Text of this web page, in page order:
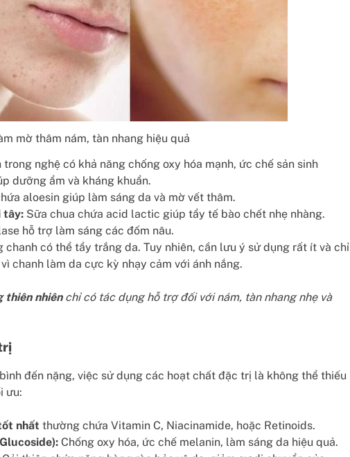
mờ thâm nám, tàn nhang hiệu quả
trong nghệ có khả năng chống oxy hóa mạnh, ức chế sản sinh
dưỡng ẩm và kháng khuẩn.
aloesin giúp làm sáng da và mờ vết thâm.
tây: Sữa chua chứa acid lactic giúp tẩy tế bào chết nhẹ nhàng.
hỗ trợ làm sáng các đốm nâu.
có thể tẩy trắng da. Tuy nhiên, cần lưu ý sử dụng rất ít và chỉ
chanh làm da cực kỳ nhạy cảm với ánh nắng.
thiên nhiênchỉ có tác dụng hỗ trợ đối với nám, tàn nhang nhẹ và
đến nặng, việc sử dụng các hoạt chất đặc trị là không thể thiếu
ưu:
nhất thường chứa Vitamin C, Niacinamide, hoặc Retinoids.
Chống oxy hóa, ức chế melanin, làm sáng da hiệu quả.